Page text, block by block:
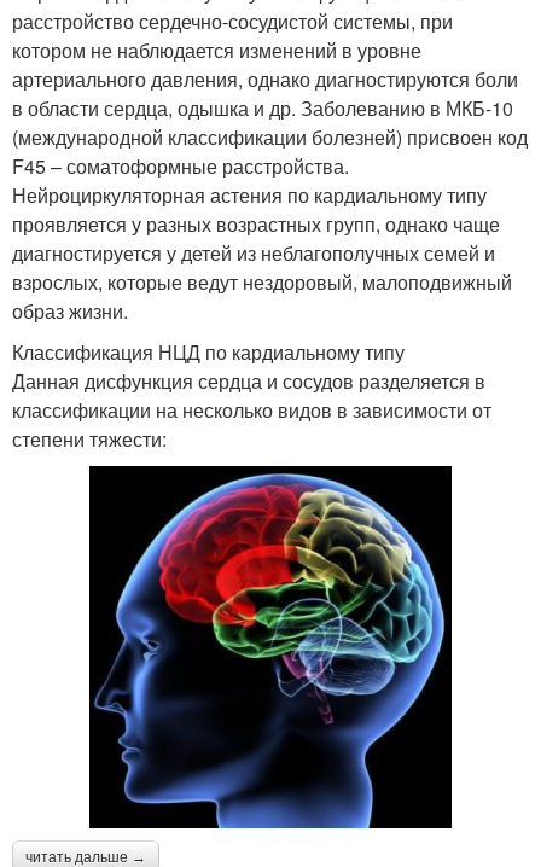
расстройство сердечно-сосудистой системы, при
котором не наблюдается изменений в уровне
артериального давления, однако диагностируются боли
в области сердца, одышка и др. Заболеванию в МКБ-10
(международной классификации болезней) присвоен код
F45 – соматоформные расстройства.
Нейроциркуляторная астения по кардиальному типу
проявляется у разных возрастных групп, однако чаще
диагностируется у детей из неблагополучных семей и
взрослых, которые ведут нездоровый, малоподвижный
образ жизни.
Классификация НЦД по кардиальному типу
Данная дисфункция сердца и сосудов разделяется в
классификации на несколько видов в зависимости от
степени тяжести:
читать дальше →